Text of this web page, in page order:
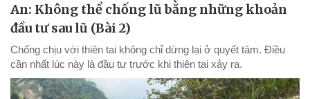
An: Không thể chống lũ bằng những khoản
đầu tư sau lũ (Bài 2)
Chống chịu với thiên tai không chỉ dừng lại ở quyết tâm. Điều
cần nhất lúc này là đầu tư trước khi thiên tai xảy ra.